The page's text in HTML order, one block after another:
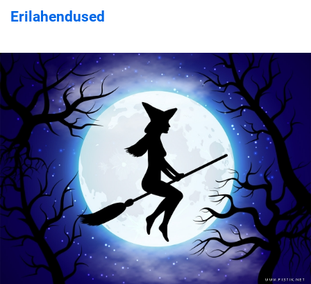
Erilahendused